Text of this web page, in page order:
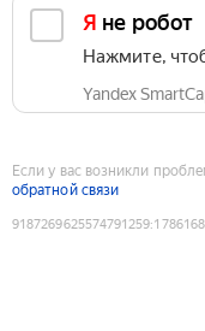
Я не робот
Нажмите,
Yandex
Если у вас возникли
обратной связи
9187269625574791259: